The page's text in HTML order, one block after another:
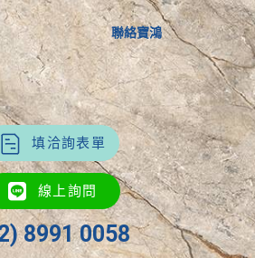
聯絡寶鴻
填洽詢表單
線上詢問
8991 0058